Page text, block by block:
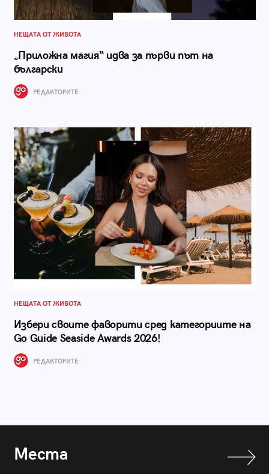
НЕЩАТА ОТ ЖИВОТА
„Приложна магия“ идва за първи път на
български
РЕДАКТОРИТЕ
НЕЩАТА ОТ ЖИВОТА
Избери своите фаворити сред категориите на
Go Guide Seaside Awards 2026!
РЕДАКТОРИТЕ
Места